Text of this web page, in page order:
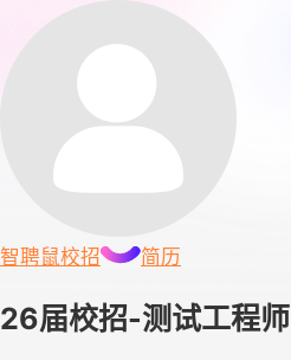
智聘鼠校招 简历
26届校招-测试工程师